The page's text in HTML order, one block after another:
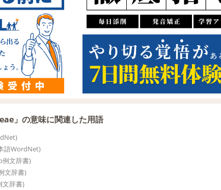
」の意味に関連した用語
語WordNet)
例文辞書)
文辞書)
文辞書)